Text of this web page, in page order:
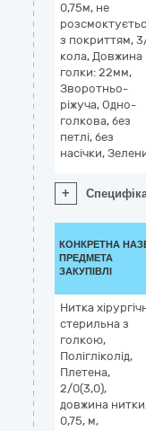
0,75м, не
з покриттям,
кола, Довжина
голки: 22мм,
Зворотньо-
ріжуча, Одно-
голкова, без
петлі, без
насічки,
+
КОНКРЕТНА
ПРЕДМЕТА
ЗАКУПІВЛІ
Нитка
стерильна з
голкою,
Полігліколід,
Плетена,
2/0(3,0),
довжина
0,75, м,